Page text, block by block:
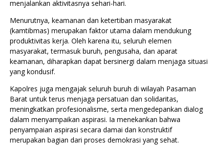
menjalankan aktivitasnya sehari-hari.
Menurutnya, keamanan dan ketertiban masyarakat
(kamtibmas) merupakan faktor utama dalam mendukung
produktivitas kerja. Oleh karena itu, seluruh elemen
masyarakat, termasuk buruh, pengusaha, dan aparat
keamanan, diharapkan dapat bersinergi dalam menjaga situasi
yang kondusif.
Kapolres juga mengajak seluruh buruh di wilayah Pasaman
Barat untuk terus menjaga persatuan dan solidaritas,
meningkatkan profesionalisme, serta mengedepankan dialog
dalam menyampaikan aspirasi. Ia menekankan bahwa
penyampaian aspirasi secara damai dan konstruktif
merupakan bagian dari proses demokrasi yang sehat.